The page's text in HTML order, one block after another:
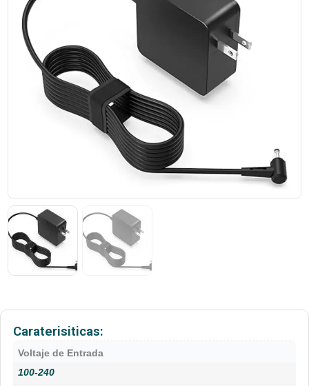
Caraterisiticas:
Voltaje de Entrada
100-240